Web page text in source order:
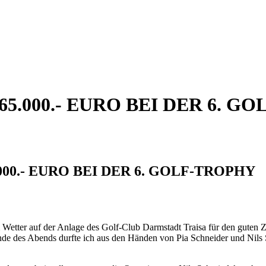
EURO BEI DER 6.
EURO BEI DER 6. GOLF-TROPHY
auf der Anlage des Golf-Club Darmstadt Traisa für den
des Abends durfte ich aus den Händen von Pia Schneider und